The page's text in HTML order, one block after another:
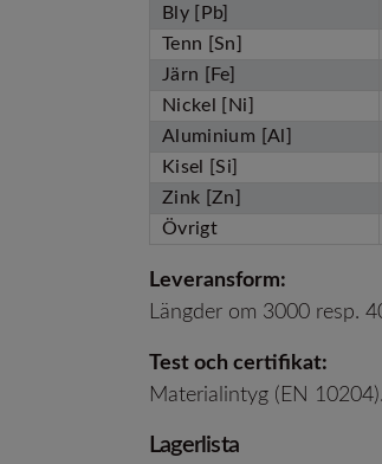
Bly [Pb]
Tenn [Sn]
Järn [Fe]
Nickel [Ni]
Aluminium [Al]
Kisel [Si]
Zink [Zn]
Övrigt
Leveransform:
Längder om 3000 resp.
Test och certifikat:
Materialintyg (EN 10204).
Lagerlista